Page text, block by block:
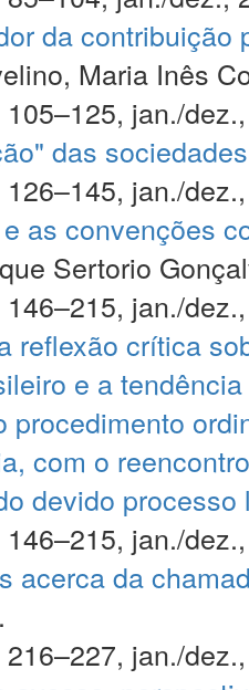
da
Maria Inês
jan./
das
jan./
as convenções
Sertorio
jan./
reflexão crítica
e a
procedimento
com o
devido processo
jan./
acerca da
jan./